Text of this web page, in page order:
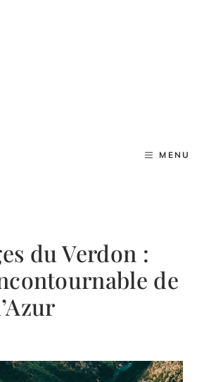
MENU
du Verdon :
de